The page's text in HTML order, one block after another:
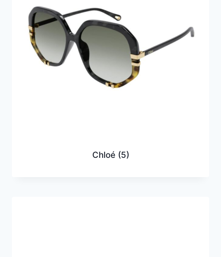
Chloé (5)